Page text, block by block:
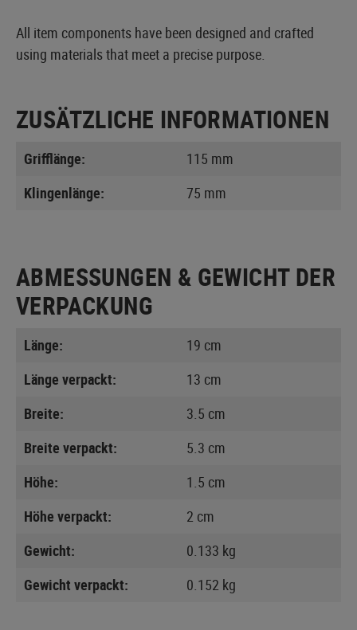
All item components have been designed and crafted
using materials that meet a precise purpose.
ZUSÄTZLICHE INFORMATIONEN
Grifflänge:
115 mm
Klingenlänge:
75 mm
ABMESSUNGEN & GEWICHT DER
VERPACKUNG
Länge:
19 cm
Länge verpackt:
13 cm
Breite:
3.5 cm
Breite verpackt:
5.3 cm
Höhe:
1.5 cm
Höhe verpackt:
2 cm
Gewicht:
0.133 kg
Gewicht verpackt:
0.152 kg